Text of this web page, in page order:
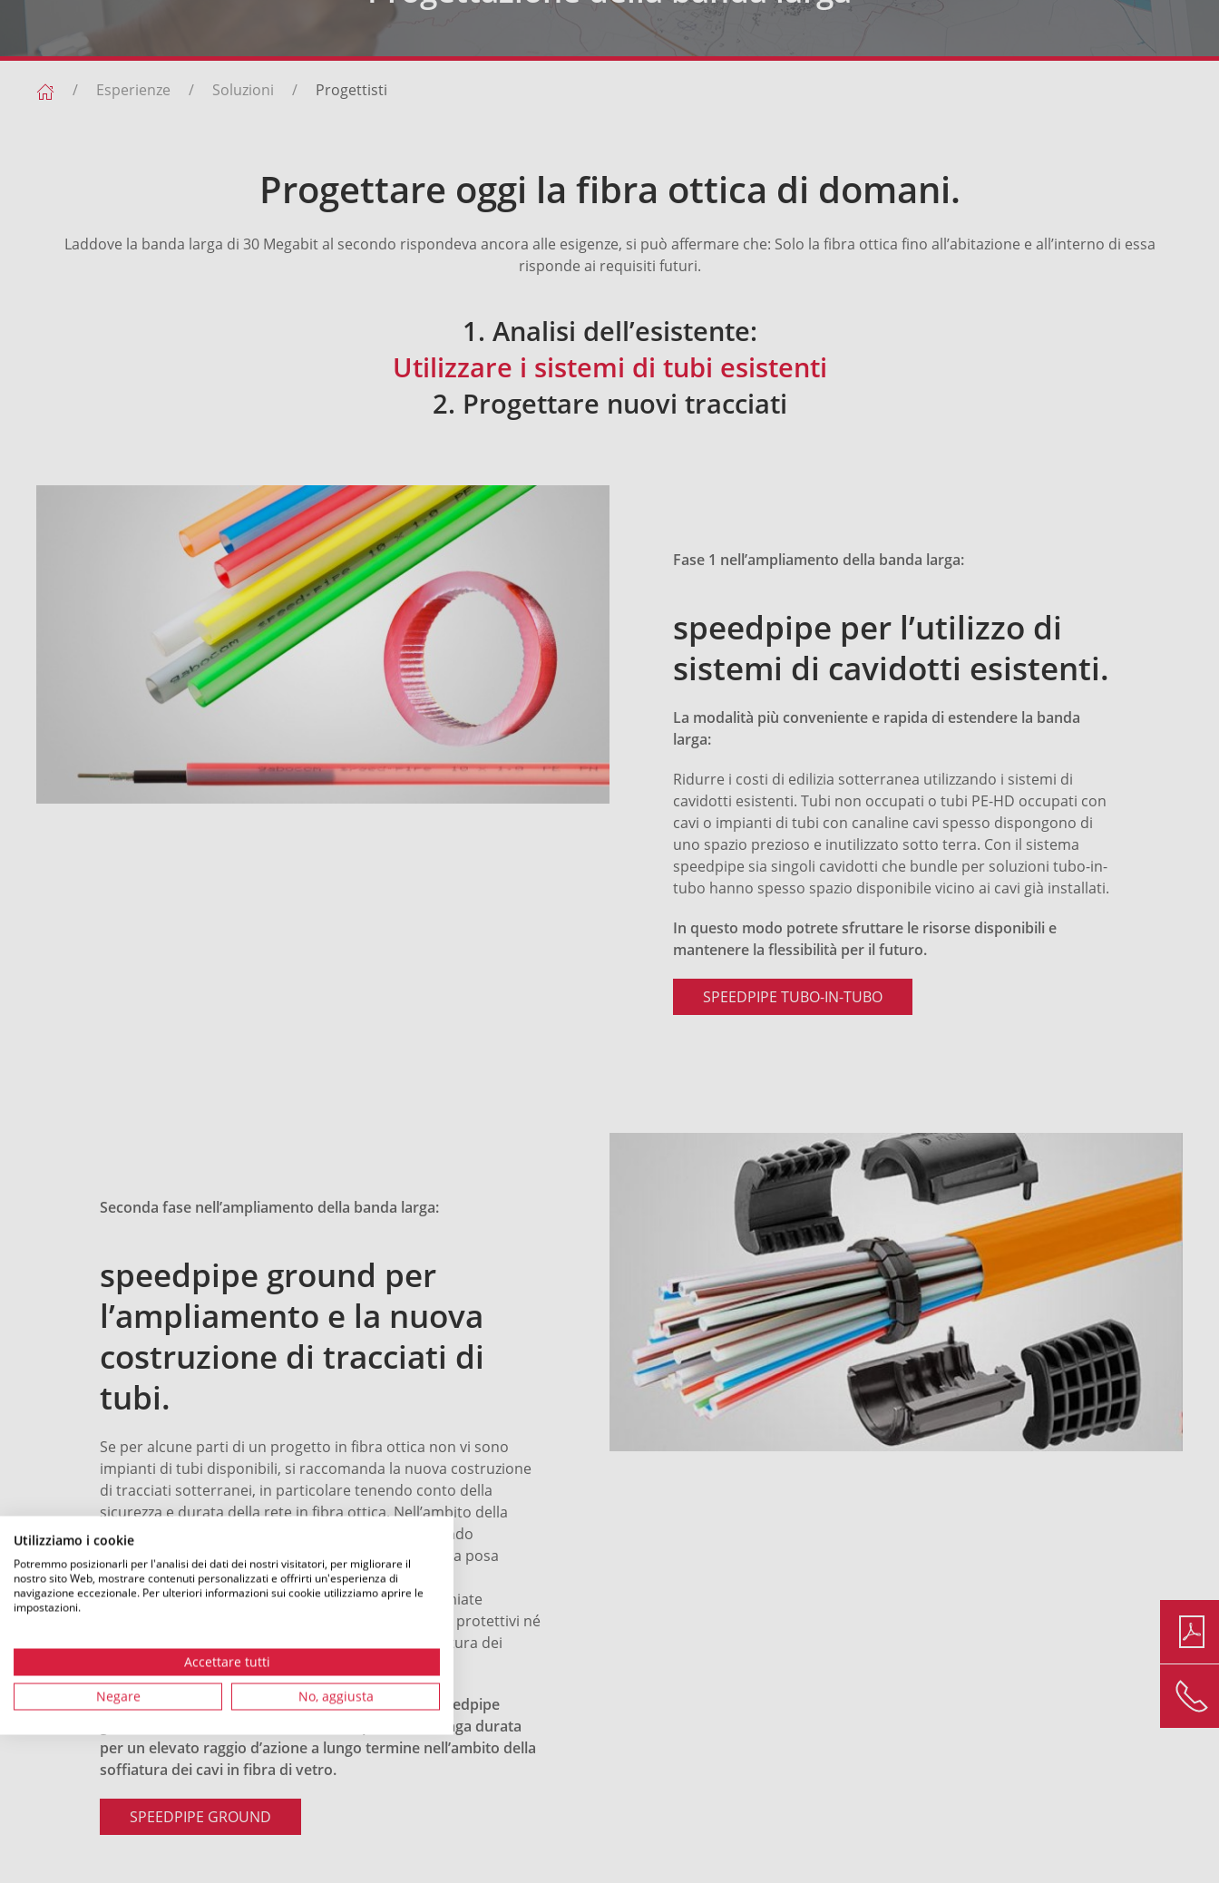
Utilizziamo i cookie
Potremmo posizionarli per l'analisi dei dati dei nostri visitatori, per migliorare il
nostro sito Web, mostrare contenuti personalizzati e offrirti un'esperienza di
navigazione eccezionale. Per ulteriori informazioni sui cookie utilizziamo aprire le
impostazioni.
Accettare tutti
Negare No, aggiusta
Esperienze Soluzioni Progettisti
Progettare oggi la fibra ottica di domani.
Laddove la banda larga di 30 Megabit al secondo rispondeva ancora alle esigenze, si può affermare che: Solo la fibra ottica fino all’abitazione e all’interno di essa
risponde ai requisiti futuri.
1. Analisi dell’esistente:
Utilizzare i sistemi di tubi esistenti
2. Progettare nuovi tracciati
Fase 1 nell’ampliamento della banda larga:
speedpipe per l’utilizzo di
sistemi di cavidotti esistenti.
La modalità più conveniente e rapida di estendere la banda
larga:
Ridurre i costi di edilizia sotterranea utilizzando i sistemi di
cavidotti esistenti. Tubi non occupati o tubi PE-HD occupati con
cavi o impianti di tubi con canaline cavi spesso dispongono di
uno spazio prezioso e inutilizzato sotto terra. Con il sistema
speedpipe sia singoli cavidotti che bundle per soluzioni tubo-in-
tubo hanno spesso spazio disponibile vicino ai cavi già installati.
In questo modo potrete sfruttare le risorse disponibili e
mantenere la flessibilità per il futuro.
SPEEDPIPE TUBO-IN-TUBO
Seconda fase nell’ampliamento della banda larga:
speedpipe ground per
l’ampliamento e la nuova
costruzione di tracciati di
tubi.
Se per alcune parti di un progetto in fibra ottica non vi sono
impianti di tubi disponibili, si raccomanda la nuova costruzione
di tracciati sotterranei, in particolare tenendo conto della
sicurezza e durata della rete in fibra ottica. Nell’ambito della
nuova costruzione di tracciati in fibra ottica utilizzando
speedpipe ground e speedpipe ground bundle per la posa
interrata diretta, potete rinunciare a tubi protettivi
supplementari senza perdite di prestazioni. Risparmiate
materiale e tempo: Non è necessario stoccare i tubi protettivi né
attuare una procedura supplementare per la soffiatura dei
In un unico passaggio, la posa a regola d’arte di speedpipe
ground, realizzerete un’infrastruttura passiva di lunga durata
per un elevato raggio d’azione a lungo termine nell’ambito della
soffiatura dei cavi in fibra di vetro.
SPEEDPIPE GROUND